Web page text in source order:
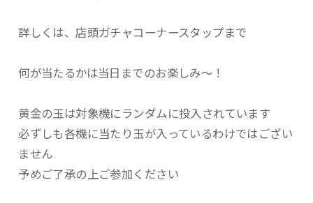
詳しくは、店頭ガチャコーナースタップまで
何が当たるかは当日までのお楽しみ～！
黄金の玉は対象機にランダムに投入されています
必ずしも各機に当たり玉が入っているわけではござい
ません
予めご了承の上ご参加ください